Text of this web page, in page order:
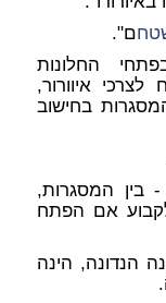
ם".
החלונות
לצרכי איוורור,
בחישוב
בין המסגרות,
אם הפתח
הנדונה, הינה